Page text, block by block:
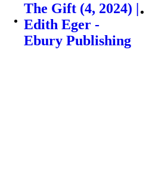
The Gift (4, 2024) |
Edith Eger -
Ebury Publishing